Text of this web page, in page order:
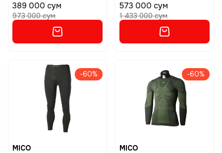
389 000 сум
973 000 сум
573 000 сум
1 433 000 сум
-60%
MICO
-60%
MICO